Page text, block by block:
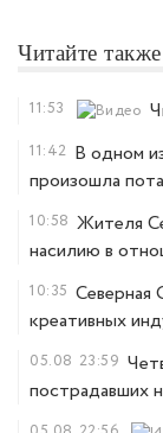
Читайте также
11:53
11:42 В одном
произошла
10:58 Жителя
насилию в
10:35
креативных
05.08 23:59
пострадавших